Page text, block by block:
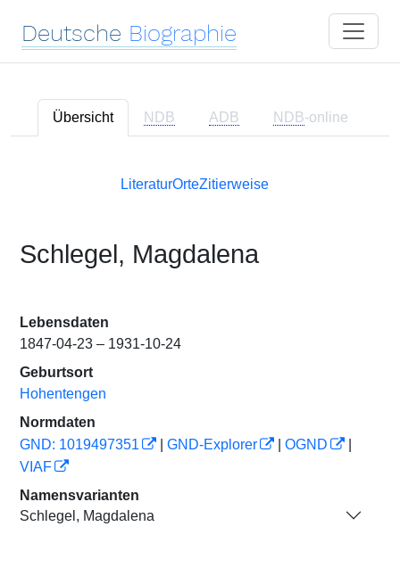
Deutsche Biographie
Übersicht NDB ADB NDB-online
LiteraturOrteZitierweise
Schlegel, Magdalena
Lebensdaten
1847-04-23 – 1931-10-24
Geburtsort
Hohentengen
Normdaten
GND: 1019497351
GND-Explorer OGND
VIAF
Namensvarianten
Schlegel, Magdalena